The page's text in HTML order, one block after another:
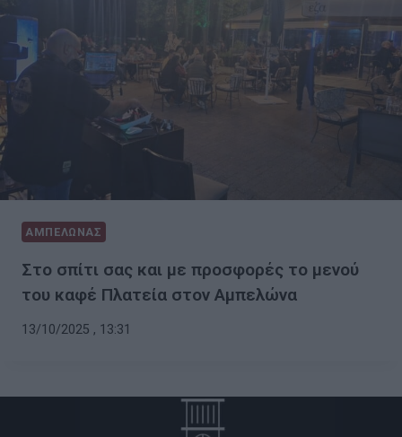
ΑΜΠΕΛΩΝΑΣ
Στο σπίτι σας και με προσφορές το μενού
του καφέ Πλατεία στον Αμπελώνα
13/10/2025 , 13:31